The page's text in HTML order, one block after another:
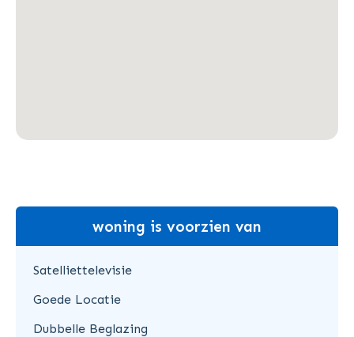
woning is voorzien van
Satelliettelevisie
Goede Locatie
Dubbelle Beglazing